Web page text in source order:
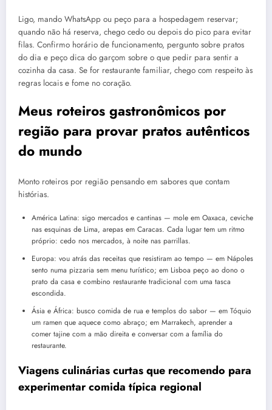
Ligo, mando WhatsApp ou peço para a hospedagem reservar;
quando não há reserva, chego cedo ou depois do pico para evitar
filas. Confirmo horário de funcionamento, pergunto sobre pratos
do dia e peço dica do garçom sobre o que pedir para sentir a
cozinha da casa. Se for restaurante familiar, chego com respeito às
regras locais e fome no coração.
Meus roteiros gastronômicos por
região para provar pratos autênticos
do mundo
Monto roteiros por região pensando em sabores que contam
histórias.
América Latina: sigo mercados e cantinas — mole em Oaxaca, ceviche
nas esquinas de Lima, arepas em Caracas. Cada lugar tem um ritmo
próprio: cedo nos mercados, à noite nas parrillas.
Europa: vou atrás das receitas que resistiram ao tempo — em Nápoles
sento numa pizzaria sem menu turístico; em Lisboa peço ao dono o
prato da casa e combino restaurante tradicional com uma tasca
escondida.
Ásia e África: busco comida de rua e templos do sabor — em Tóquio
um ramen que aquece como abraço; em Marrakech, aprender a
comer tajine com a mão direita e conversar com a família do
restaurante.
Viagens culinárias curtas que recomendo para
experimentar comida típica regional